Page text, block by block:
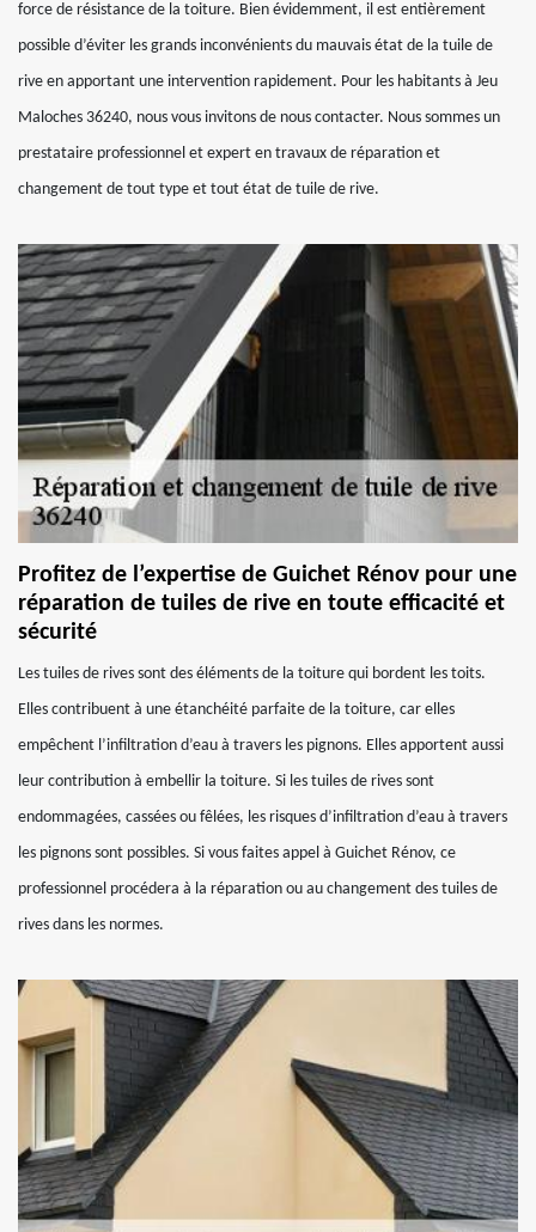
force de résistance de la toiture. Bien évidemment, il est entièrement
possible d’éviter les grands inconvénients du mauvais état de la tuile de
rive en apportant une intervention rapidement. Pour les habitants à Jeu
Maloches 36240, nous vous invitons de nous contacter. Nous sommes un
prestataire professionnel et expert en travaux de réparation et
changement de tout type et tout état de tuile de rive.
Profitez de l’expertise de Guichet Rénov pour une
réparation de tuiles de rive en toute efficacité et
sécurité
Les tuiles de rives sont des éléments de la toiture qui bordent les toits.
Elles contribuent à une étanchéité parfaite de la toiture, car elles
empêchent l’infiltration d’eau à travers les pignons. Elles apportent aussi
leur contribution à embellir la toiture. Si les tuiles de rives sont
endommagées, cassées ou fêlées, les risques d’infiltration d’eau à travers
les pignons sont possibles. Si vous faites appel à Guichet Rénov, ce
professionnel procédera à la réparation ou au changement des tuiles de
rives dans les normes.